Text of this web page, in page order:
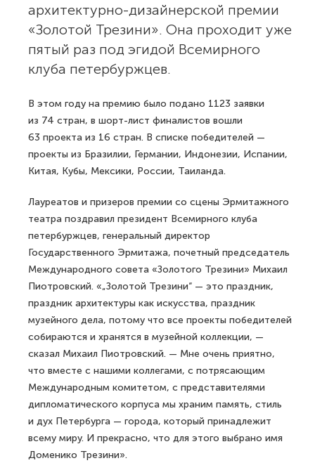
архитектурно-дизайнерской премии
«Золотой Трезини». Она проходит уже
пятый раз под эгидой Всемирного
клуба петербуржцев.
В этом году на премию было подано 1123 заявки
из 74 стран, в шорт-лист финалистов вошли
63 проекта из 16 стран. В списке победителей —
проекты из Бразилии, Германии, Индонезии, Испании,
Китая, Кубы, Мексики, России, Таиланда.
Лауреатов и призеров премии со сцены Эрмитажного
театра поздравил президент Всемирного клуба
петербуржцев, генеральный директор
Государственного Эрмитажа, почетный председатель
Международного совета «Золотого Трезини» Михаил
Пиотровский. «„Золотой Трезини“ — это праздник,
праздник архитектуры как искусства, праздник
музейного дела, потому что все проекты победителей
собираются и хранятся в музейной коллекции, —
сказал Михаил Пиотровский. — Мне очень приятно,
что вместе с нашими коллегами, с потрясающим
Международным комитетом, с представителями
дипломатического корпуса мы храним память, стиль
и дух Петербурга — города, который принадлежит
всему миру. И прекрасно, что для этого выбрано имя
Доменико Трезини».